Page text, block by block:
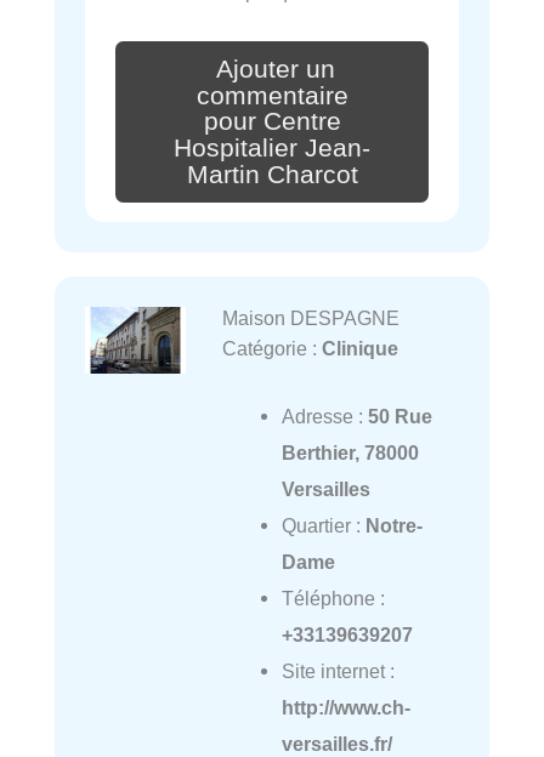
Ajouter un
commentaire
pour Centre
Hospitalier Jean-
Martin Charcot
Maison DESPAGNE
Catégorie : Clinique
Adresse : 50 Rue
Berthier, 78000
Versailles
Quartier : Notre-
Dame
Téléphone :
+33139639207
Site internet :
http://www.ch-
versailles.fr/